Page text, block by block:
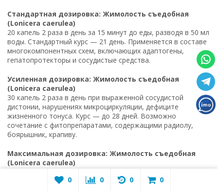
Стандартная дозировка: Жимолость съедобная
(Lonicera caerulea)
20 капель 2 раза в день за 15 минут до еды, разводя в 50 мл
воды. Стандартный курс — 21 день. Применяется в составе
многокомпонентных схем, включающих адаптогены,
гепатопротекторы и сосудистые средства.
Усиленная дозировка: Жимолость съедобная
(Lonicera caerulea)
30 капель 2 раза в день при выраженной сосудистой
дистонии, нарушениях микроциркуляции, дефиците
жизненного тонуса. Курс — до 28 дней. Возможно
сочетание с фитопрепаратами, содержащими радиолу,
боярышник, крапиву.
Максимальная дозировка: Жимолость съедобная
(Lonicera caerulea)
метаболических нарушениях, снижении мозгового
0 0 0 0